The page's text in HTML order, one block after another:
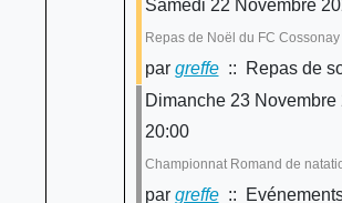
Samedi 22 Novembre
Repas de Noël du FC Cossonay
par greffe:: Repas de
Dimanche 23 Novembre
20:00
Championnat Romand de
par greffe::